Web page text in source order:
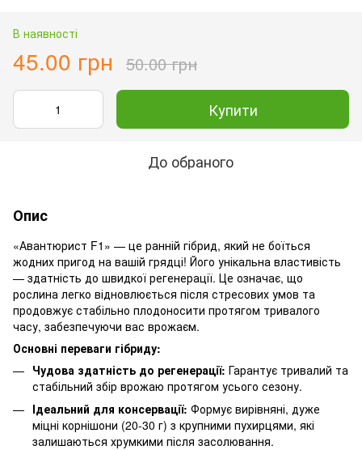
В наявності
45.00 грн 50.00 грн
Купити
До обраного
Опис
«Авантюрист F1» — це ранній гібрид, який не боїться
жодних пригод на вашій грядці! Його унікальна властивість
— здатність до швидкої регенерації. Це означає, що
рослина легко відновлюється після стресових умов та
продовжує стабільно плодоносити протягом тривалого
часу, забезпечуючи вас врожаєм.
Основні переваги гібриду:
Чудова здатність до регенерації: Гарантує тривалий та
стабільний збір врожаю протягом усього сезону.
Ідеальний для консервації: Формує вирівняні, дуже
міцні корнішони (20-30 г) з крупними пухирцями, які
залишаються хрумкими після засолювання.